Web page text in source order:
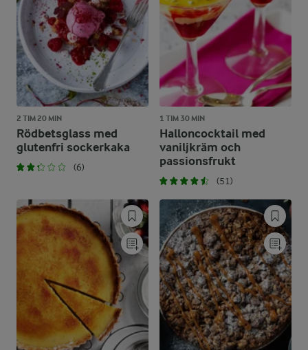
2 TIM 20 MIN
Rödbetsglass med
glutenfri sockerkaka
(6)
1 TIM 30 MIN
Halloncocktail med
vaniljkräm och
passionsfrukt
(51)